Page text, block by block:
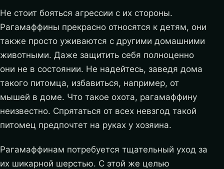
Не стоит бояться агрессии с их стороны.
Рагамаффины прекрасно относятся к детям, они
также просто уживаются с другими домашними
животными. Даже защитить себя полноценно
они не в состоянии. Не надейтесь, заведя дома
такого питомца, избавиться, например, от
мышей в доме. Что такое охота, рагамаффину
неизвестно. Спрятаться от всех невзгод такой
питомец предпочтет на руках у хозяина.
Рагамаффинам потребуется тщательный уход за
их шикарной шерстью. С этой же целью